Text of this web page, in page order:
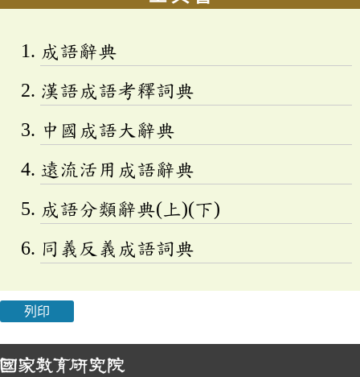
成語辭典
漢語成語考釋詞典
中國成語大辭典
遠流活用成語辭典
成語分類辭典(上)(下)
同義反義成語詞典
列印